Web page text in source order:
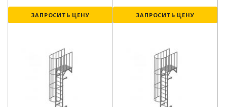
ЗАПРОСИТЬ ЦЕНУ ЗАПРОСИТЬ ЦЕНУ